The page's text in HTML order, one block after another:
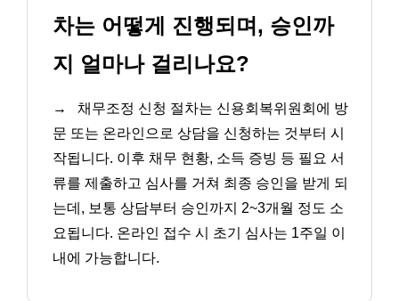
차는 어떻게 진행되며, 승인까
지 얼마나 걸리나요?
→
채무조정 신청 절차는 신용회복위원회에 방
문 또는 온라인으로 상담을 신청하는 것부터 시
작됩니다. 이후 채무 현황, 소득 증빙 등 필요 서
류를 제출하고 심사를 거쳐 최종 승인을 받게 되
는데, 보통 상담부터 승인까지 2~3개월 정도 소
요됩니다. 온라인 접수 시 초기 심사는 1주일 이
내에 가능합니다.